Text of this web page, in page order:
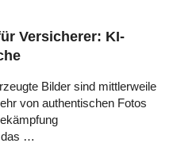
Versicherer: KI-
Bilder sind mittlerweile
von authentischen Fotos
das …